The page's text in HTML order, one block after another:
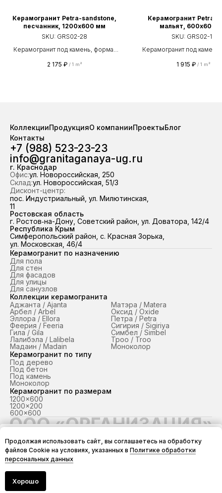
Добавить в заказ
Керамогранит Petra-sandstone,
песчанник, 1200х600 мм
SKU: GRS02-28
Керамогранит под камень, формат
матовая. Износостойкости PEI IV.
наличия за 2 часа. Работаем по
всему ЮФО и Республике Крым,
98,7 % отгрузок выполняем точно в
срок.
2 175 ₽ / 1 m²
Керамогранит Petra-
мальят, 600х600
SKU: GRS02-17
Керамогранит под
матовая. Класс
отгрузка из наличия за 2
1 915 ₽ / 1 m²
КоллекцииПродукцияО компанииПроектыБлог
Контакты
+7 (988) 523-23-23
info@granitaganaya-ug.ru
г. Краснодар
Офис:ул. Новороссийская, 250
Склад:ул. Новороссийская, 51/3
Дисконт-центр:
пос. Индустриальный, ул. Милютинская,
11
Ростовская область
г. Ростов‑на-Дону, Советский район, ул. Доватора, 142/4
Республика Крым
Симферопольский район, с. Красная Зорька,
ул. Московская, 46/4
Керамогранит по назначению
Для пола
Для стен
Для фасадов
Для улицы
Для санузлов
Коллекции керамогранита
Аджанта / Ajanta
Арбел / Arbel
Эллора / Ellora
Феерия / Feeria
Гила / Gila
Лалибэла / Lalibela
Мадаин / Madain
Матэра / Matera
Оксид / Oxide
Петра / Petra
Сигирия / Sigiriya
Симбел / Simbel
Троо / Troo
Моноколор
Керамогранит по типу
Под дерево
Под бетон
Под камень
Моноколор
Керамогранит по размерам
1200x600
1200x200
600x600
ТМ «Грани Таганая» в Краснодаре и Крыму / ЮФО
© 2026
ООО "ОРГАНИЗАЦИЯ" ИНН 2312279552, КПП 231201001
Политика конфиденциальности
Разработка сайта — iStarWeb.ru
Продукция
Продолжая использовать сайт, вы соглашаетесь на обработку
файлов Cookie на условиях, указанных в Политике обработки
персональных данных
Хорошо